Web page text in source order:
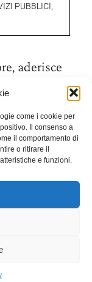
come i cookie per
Il consenso a
il comportamento di
o ritirare il
e funzioni.
PUBBLICI,
aderisce
E